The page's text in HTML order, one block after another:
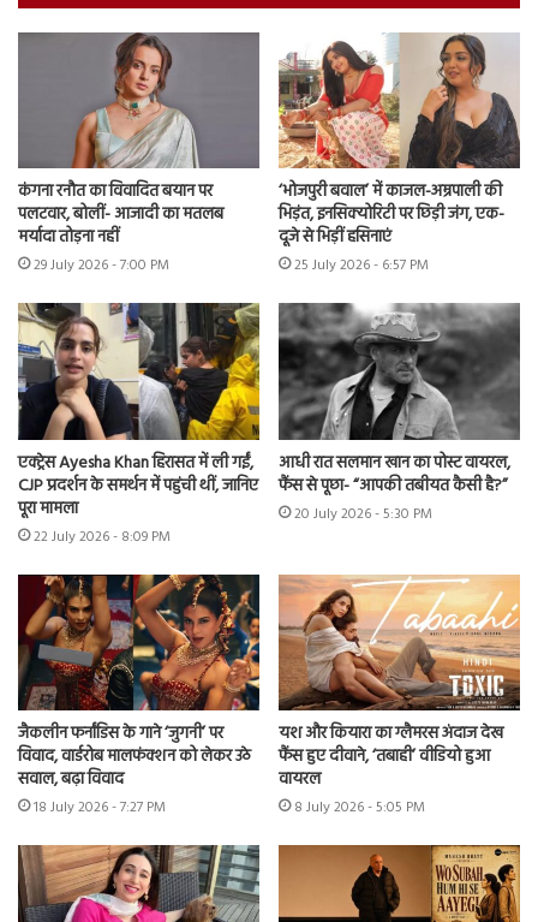
कंगना रनौत का विवादित बयान पर
पलटवार, बोलीं- आजादी का मतलब
मर्यादा तोड़ना नहीं
29 July 2026 - 7:00 PM
‘भोजपुरी बवाल’ में काजल-अम्रपाली की
भिड़ंत, इनसिक्योरिटी पर छिड़ी जंग, एक-
दूजे से भिड़ीं हसिनाएं
25 July 2026 - 6:57 PM
एक्ट्रेस Ayesha Khan हिरासत में ली गईं,
CJP प्रदर्शन के समर्थन में पहुंची थीं, जानिए
पूरा मामला
22 July 2026 - 8:09 PM
आधी रात सलमान खान का पोस्ट वायरल,
फैंस से पूछा- “आपकी तबीयत कैसी है?”
20 July 2026 - 5:30 PM
जैकलीन फर्नांडिस के गाने ‘जुगनी’ पर
विवाद, वार्डरोब मालफंक्शन को लेकर उठे
सवाल, बढ़ा विवाद
18 July 2026 - 7:27 PM
यश और कियारा का ग्लैमरस अंदाज देख
फैंस हुए दीवाने, ‘तबाही’ वीडियो हुआ
वायरल
8 July 2026 - 5:05 PM